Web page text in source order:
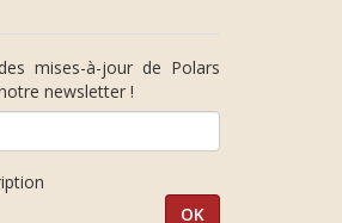
mises-à-jour de Polars
newsletter !